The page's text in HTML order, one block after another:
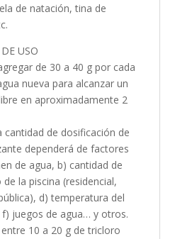
de natación, tina de
USO
de 30 a 40 g por cada
nueva para alcanzar un
en aproximadamente 2
cantidad de dosificación de
dependerá de factores
de agua, b) cantidad de
la piscina (residencial,
d) temperatura del
f) juegos de agua… y otros.
10 a 20 g de tricloro